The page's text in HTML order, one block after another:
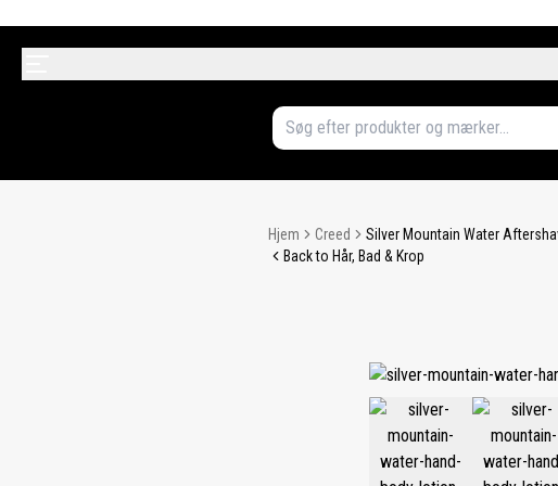
Hjem Creed
Silver Mountain Water
Back to Hår, Bad & Krop